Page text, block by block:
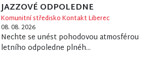
JAZZOVÉ ODPOLEDNE
Komunitní středisko Kontakt Liberec
08. 08. 2026
Nechte se unést pohodovou atmosférou
letního odpoledne plnéh...